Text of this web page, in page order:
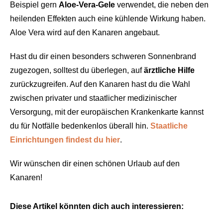
Beispiel gern Aloe-Vera-Gele verwendet, die neben den
heilenden Effekten auch eine kühlende Wirkung haben.
Aloe Vera wird auf den Kanaren angebaut.
Hast du dir einen besonders schweren Sonnenbrand
zugezogen, solltest du überlegen, aufärztliche Hilfe
zurückzugreifen. Auf den Kanaren hast du die Wahl
zwischen privater und staatlicher medizinischer
Versorgung, mit der europäischen Krankenkarte kannst
du für Notfälle bedenkenlos überall hin. Staatliche
Einrichtungen findest du hier.
Wir wünschen dir einen schönen Urlaub auf den
Kanaren!
Diese Artikel könnten dich auch interessieren: